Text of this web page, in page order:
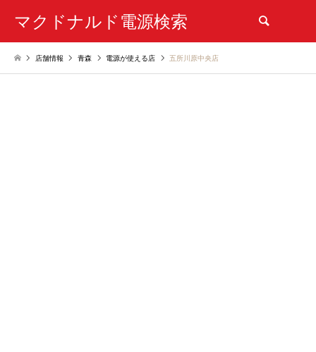
マクドナルド電源検索
店舗情報 青森 電源が使える店 五所川原中央店